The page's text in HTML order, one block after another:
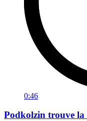
0:46
Podkolzin trouve la